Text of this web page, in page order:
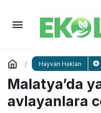
Hayvan Hakları
Malatya’da
avlayanlara
çağrıYorum Yap